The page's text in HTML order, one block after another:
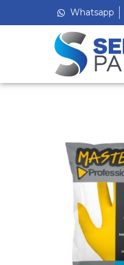
Whatsapp